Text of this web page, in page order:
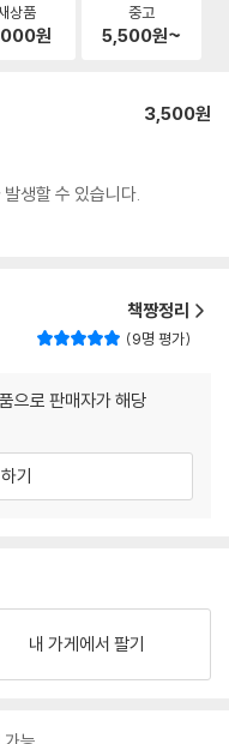
상품
원
중고
5,500원~
3,500원
생할 수 있습니다.
책짱정리
9명 평가
으로 판매자가 해당
기
내 가게에서 팔기